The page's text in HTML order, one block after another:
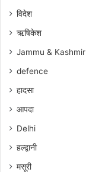
विदेश
ऋषिकेश
Jammu & Kashmir
defence
हादसा
आपदा
Delhi
हल्द्वानी
मसूरी